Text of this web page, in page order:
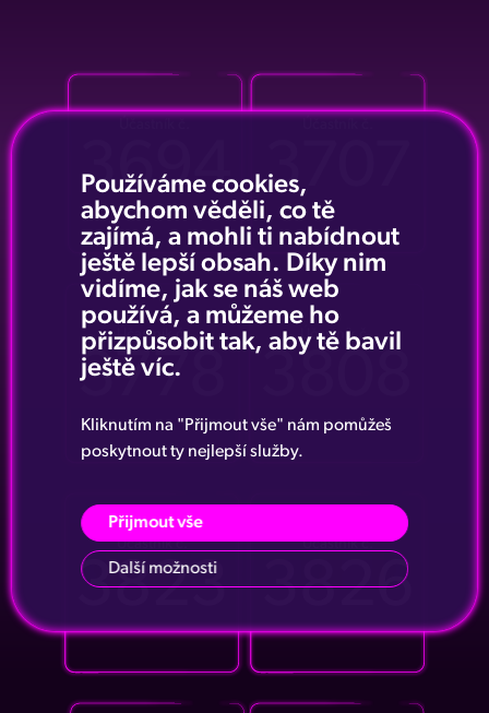
3694 3707
Účastník č.
3778
Účastník č.
Účastník č.
3823
Účastník č.
3826
Používáme cookies,
abychom věděli, co tě
zajímá, a mohli ti nabídnout
ještě lepší obsah. Díky nim
vidíme, jak se náš web
používá, a můžeme ho
přizpůsobit tak, aby tě bavil
ještě víc.
Kliknutím na "Přijmout vše" nám pomůžeš
poskytnout ty nejlepší služby.
Přijmout vše
Další možnosti